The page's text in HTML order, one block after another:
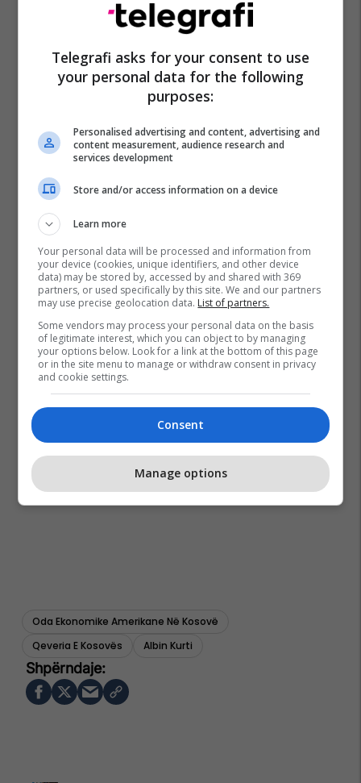
Oda Ekonomike Amerikane Në Kosovë
Qeveria E Kosovës
Albin Kurti
Telegrafi asks for your consent to use
your personal data for the following
purposes:
Personalised advertising and content, advertising and
content measurement, audience research and
services development
Store and/or access information on a device
Learn more
Your personal data will be processed and information from
your device (cookies, unique identifiers, and other device
data) may be stored by, accessed by and shared with 369
partners, or used specifically by this site. We and our partners
may use precise geolocation data. List of partners.
Some vendors may process your personal data on the basis
of legitimate interest, which you can object to by managing
your options below. Look for a link at the bottom of this page
or in the site menu to manage or withdraw consent in privacy
and cookie settings.
Consent
Manage options